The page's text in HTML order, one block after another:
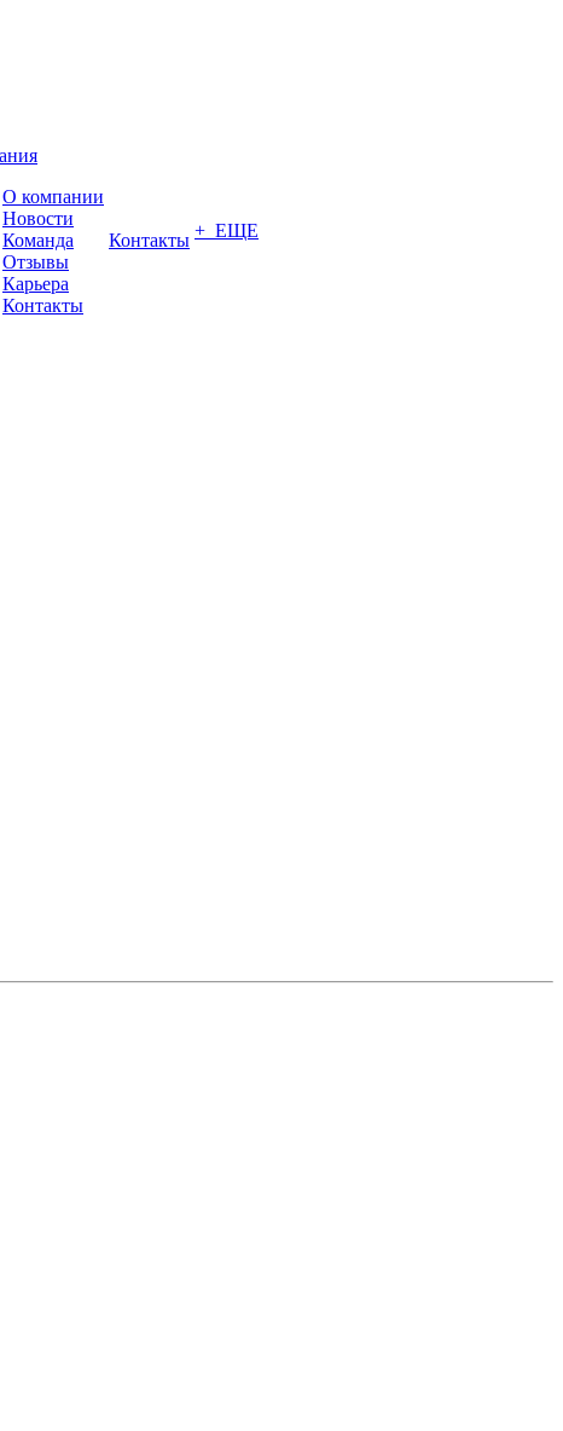
О компании
Новости
Команда
Отзывы
Карьера
Контакты
Контакты + ЕЩЕ